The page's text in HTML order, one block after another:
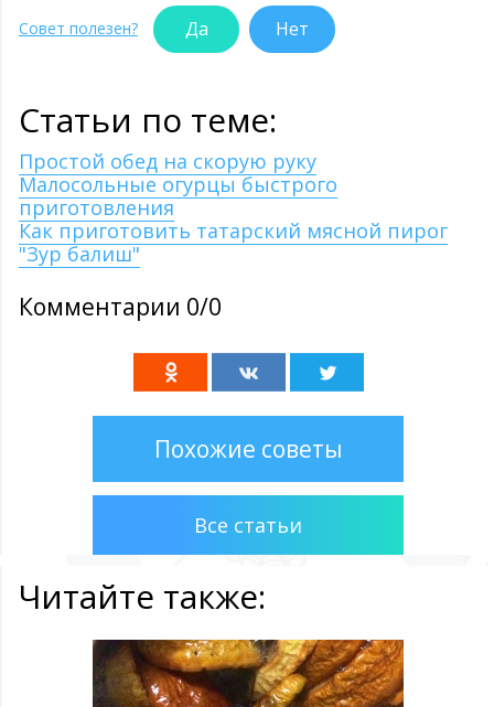
Совет полезен? Да Нет
Статьи по теме:
Простой обед на скорую руку
Малосольные огурцы быстрого
приготовления
Как приготовить татарский мясной пирог
"Зур балиш"
Комментарии 0/0
Похожие советы
Все статьи
Читайте также: